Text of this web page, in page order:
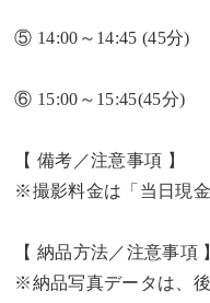
⑤ 14:00～14:45 (45分)
⑥ 15:00～15:45(45分)
【 備考／注意事項 】
※撮影料金は「当日現
【 納品方法／注意事項
※納品写真データは、